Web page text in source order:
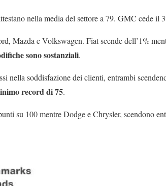
nella media del settore a 79. GMC cede il
Mazda e Volkswagen. Fiat scende dell’1%
sono sostanziali.
nella soddisfazione dei clienti, entrambi
record di 75.
su 100 mentre Dodge e Chrysler, scendono